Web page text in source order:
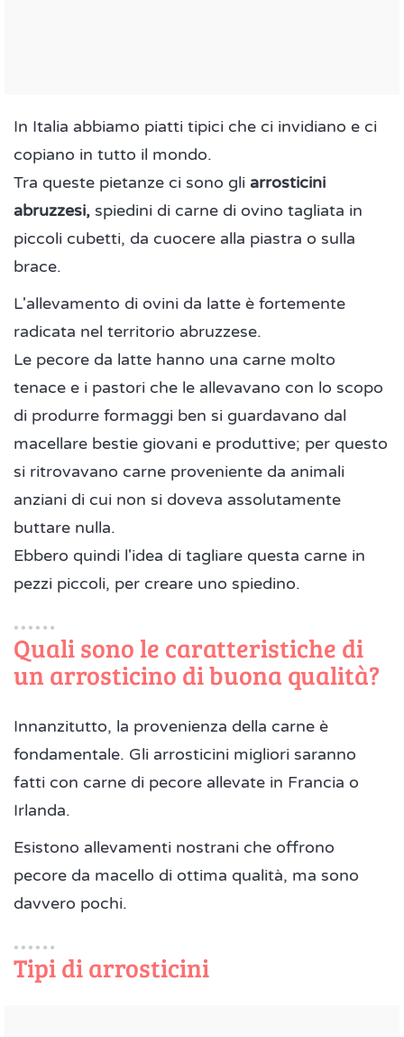
In Italia abbiamo piatti tipici che ci invidiano e ci
copiano in tutto il mondo.
Tra queste pietanze ci sono gli arrosticini
abruzzesi, spiedini di carne di ovino tagliata in
piccoli cubetti, da cuocere alla piastra o sulla
brace.
L'allevamento di ovini da latte è fortemente
radicata nel territorio abruzzese.
Le pecore da latte hanno una carne molto
tenace e i pastori che le allevavano con lo scopo
di produrre formaggi ben si guardavano dal
macellare bestie giovani e produttive; per questo
si ritrovavano carne proveniente da animali
anziani di cui non si doveva assolutamente
buttare nulla.
Ebbero quindi l'idea di tagliare questa carne in
pezzi piccoli, per creare uno spiedino.
Quali sono le caratteristiche di
un arrosticino di buona qualità?
Innanzitutto, la provenienza della carne è
fondamentale. Gli arrosticini migliori saranno
fatti con carne di pecore allevate in Francia o
Irlanda.
Esistono allevamenti nostrani che offrono
pecore da macello di ottima qualità, ma sono
davvero pochi.
Tipi di arrosticini